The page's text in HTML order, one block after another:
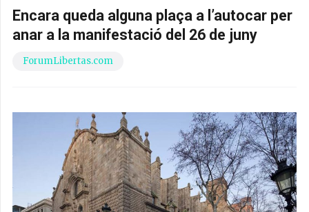
Encara queda alguna plaça a l’autocar per
anar a la manifestació del 26 de juny
ForumLibertas.com